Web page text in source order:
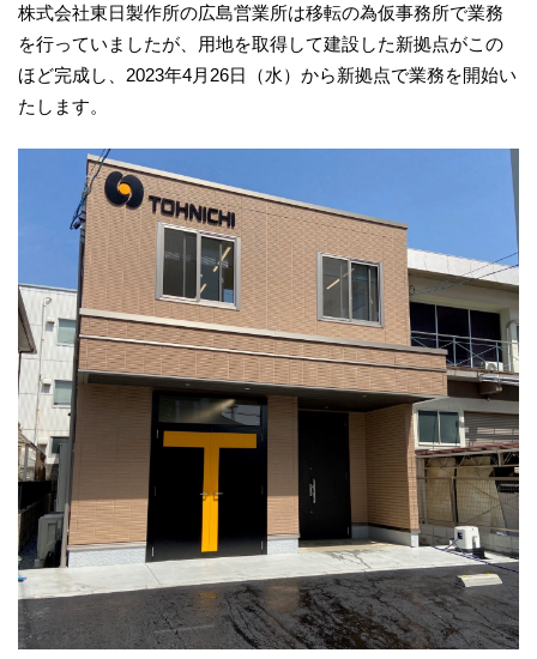
株式会社東日製作所の広島営業所は移転の為仮事務所で業務
を行っていましたが、用地を取得して建設した新拠点がこの
ほど完成し、2023年4月26日（水）から新拠点で業務を開始い
たします。